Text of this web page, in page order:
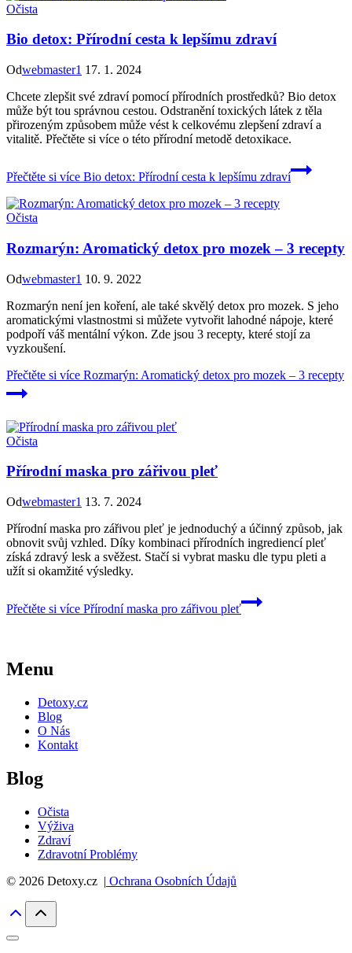
Očista
Bio detox: Přírodní cesta k lepšímu zdraví
Odwebmaster1 17. 1. 2024
Chcete zlepšit své zdraví pomocí přírodních prostředků? Bio detox
může být tou správnou cestou. Odstranění toxických látek z těla
přirozeným způsobem může vést k celkovému zlepšení zdraví a
vitalitě. Přečtěte si více o této přírodní metodě detoxikace.
Přečtěte si více Bio detox: Přírodní cesta k lepšímu zdraví
Očista
Rozmarýn: Aromatický detox pro mozek – 3 recepty
Odwebmaster1 10. 9. 2022
Rozmarýn není jen koření, ale také skvělý detox pro mozek. S jeho
aromatickými vlastnostmi si můžete vytvořit lahodné nápoje, které
podpoří váš mentální výkon. Zde jsou 3 recepty, které stojí za
vyzkoušení.
Přečtěte si více Rozmarýn: Aromatický detox pro mozek – 3 recepty
Očista
Přírodní maska pro zářivou pleť
Odwebmaster1 13. 7. 2024
Přírodní maska pro zářivou pleť je jednoduchý a účinný způsob, jak
obnovit svůj vzhled. Díky kombinaci přírodních ingrediencí pleť
získá zdravý lesk a svěžest. Stačí si vybrat masku dle typu pleti a
užít si okamžité výsledky.
Přečtěte si více Přírodní maska pro zářivou pleť
Menu
Detoxy.cz
Blog
O Nás
Kontakt
Blog
Očista
Výživa
Zdraví
Zdravotní Problémy
© 2026 Detoxy.cz | Ochrana Osobních Údajů